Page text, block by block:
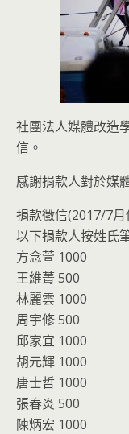
社團法人媒體改造
信。
感謝捐款人對於媒
捐款徵信(2017/7月
以下捐款人按姓氏
方念萱 1000
王維菁 500
林麗雲 1000
周宇修 500
邱家宜 1000
胡元輝 1000
唐士哲 1000
張春炎 500
陳炳宏 1000